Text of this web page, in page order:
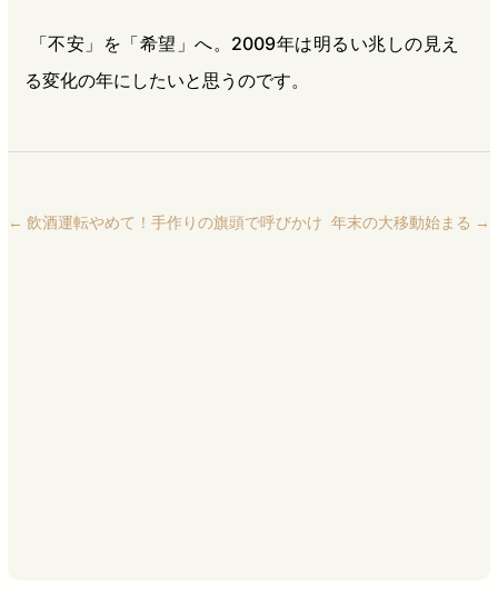
「不安」を「希望」へ。2009年は明るい兆しの見え
る変化の年にしたいと思うのです。
← 飲酒運転やめて！手作りの旗頭で呼びかけ 年末の大移動始まる →